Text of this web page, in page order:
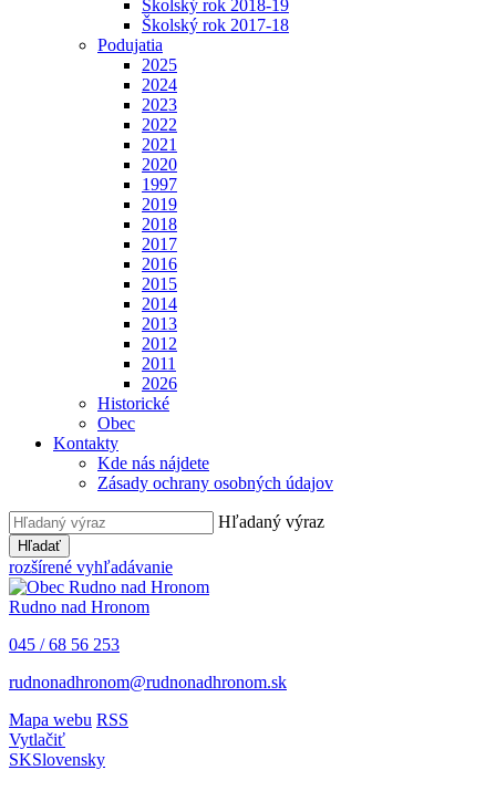
Školský rok 2018-19
Školský rok 2017-18
Podujatia
2025
2024
2023
2022
2021
2020
1997
2019
2018
2017
2016
2015
2014
2013
2012
2011
2026
Historické
Obec
Kontakty
Kde nás nájdete
Zásady ochrany osobných údajov
Hľadaný výraz
Hľadať
rozšírené vyhľadávanie
Rudno nad Hronom
045 / 68 56 253
rudnonadhronom@rudnonadhronom.sk
Mapa webu RSS
Vytlačiť
SKSlovensky